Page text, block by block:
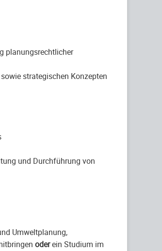
planungsrechtlicher
strategischen Konzepten
und Durchführung von
Umweltplanung,
oderein Studium im